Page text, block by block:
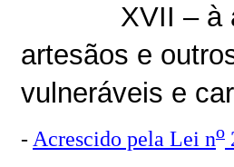
XVII – à
artesãos e
vulneráveis e
- Acrescido pela Lei no